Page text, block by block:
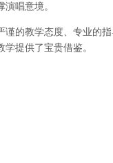
唱意境。
谨的教学态度、专业的
提供了宝贵借鉴。